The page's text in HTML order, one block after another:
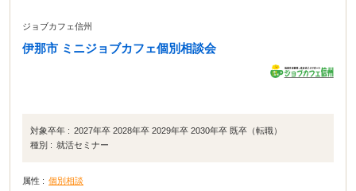
ジョブカフェ信州
伊那市 ミニジョブカフェ個別相談会
対象卒年 : 2027年卒 2028年卒 2029年卒 2030年卒 既卒（転職）
種別 : 就活セミナー
属性 : 個別相談